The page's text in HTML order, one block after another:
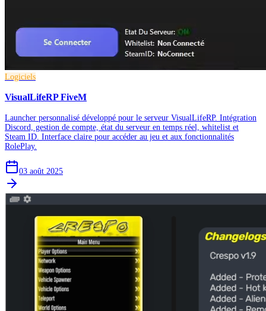
Logiciels
VisualLifeRP FiveM
Launcher personnalisé développé pour le serveur VisualLifeRP. Intégration
Discord, gestion de compte, état du serveur en temps réel, whitelist et
Steam ID. Interface claire pour accéder au jeu et aux fonctionnalités
RolePlay.
03 août 2025